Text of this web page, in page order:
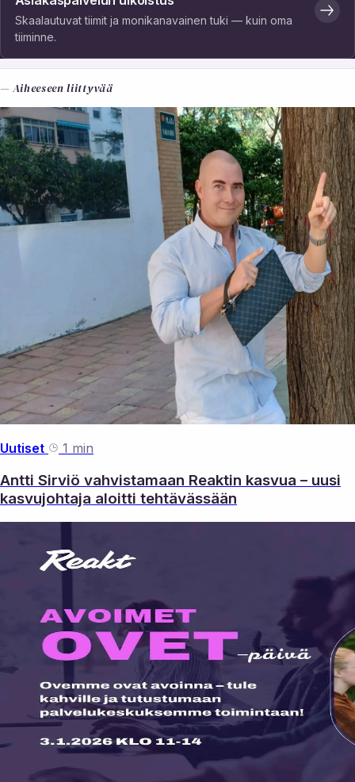
Skaalautuvat tiimit ja monikanavainen tuki — kuin oma
tiiminne.
— Aiheeseen liittyvää
Uutiset 1 min
Antti Sirviö vahvistamaan Reaktin kasvua – uusi
kasvujohtaja aloitti tehtävässään